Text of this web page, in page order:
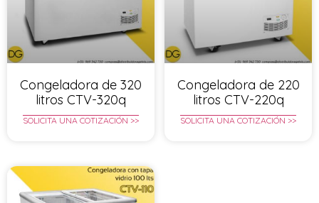
Congeladora de 320
litros CTV-320q
SOLICITA UNA COTIZACIÓN >>
Congeladora de 220
litros CTV-220q
SOLICITA UNA COTIZACIÓN >>